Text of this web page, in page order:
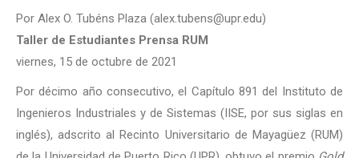
Por Alex O. Tubéns Plaza (alex.tubens@upr.edu)
Taller de Estudiantes Prensa RUM
viernes, 15 de octubre de 2021
Por décimo año consecutivo, el Capítulo 891 del Instituto de
Ingenieros Industriales y de Sistemas (IISE, por sus siglas en
inglés), adscrito al Recinto Universitario de Mayagüez (RUM)